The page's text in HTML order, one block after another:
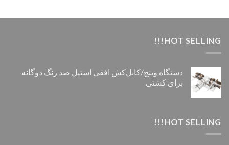
HOT SELLING!!!
دستگاه وینچ/کابل‌کش افقی استیل ضد زنگ دوگانه
برای کشتی
HOT SELLING!!!